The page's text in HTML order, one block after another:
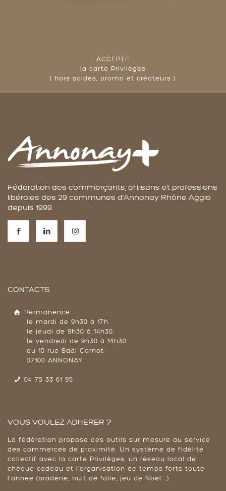
ACCEPTE
la carte Privilèges
( hors soldes, promo et créateurs )
Fédération des commerçants, artisans et professions
libérales des 29 communes d'Annonay Rhône Agglo
depuis 1999.
CONTACTS
Permanence
le mardi de 9h30 à 17h
le jeudi de 9h30 à 14h30,
le vendredi de 9h30 à 14h30
au 10 rue Sadi Carnot
07100 ANNONAY
04 75 33 61 95
VOUS VOULEZ ADHERER ?
La fédération propose des outils sur mesure au service
des commerces de proximité. Un système de fidélité
collectif avec la carte Privilèges, un réseau local de
chèque cadeau et l'organisation de temps forts toute
l’année (braderie, nuit de folie, jeu de Noël ..).